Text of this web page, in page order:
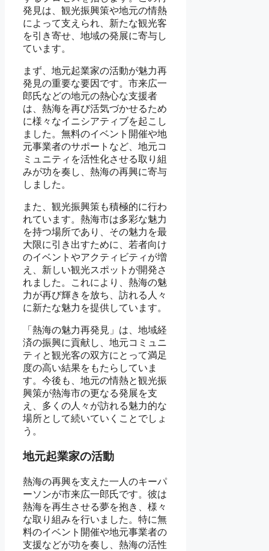
発見は、観光振興策や地元の情熱
によって支えられ、新たな観光客
を引き寄せ、地域の発展に寄与し
ています。
まず、地元起業家の活動が魅力再
発見の重要な要因です。市来広一
郎氏などの地元の熱心な支援者
は、熱海を再び活気づかせるため
に様々なイニシアティブを起こし
ました。無料のイベント開催や地
元事業者のサポートなど、地元コ
ミュニティを活性化させる取り組
みが功を奏し、熱海の再興に寄与
しました。
また、観光振興策も積極的に行わ
れています。熱海市は多彩な魅力
を持つ場所であり、その魅力を最
大限に引き出すために、若者向け
のイベントやアクティビティが増
え、新しい観光スポットが開発さ
れました。これにより、熱海の魅
力が再び輝きを放ち、訪れる人々
に新たな魅力を提供しています。
「熱海の魅力再発見」は、地域経
済の振興に貢献し、地元コミュニ
ティと観光客の双方にとって満足
度の高い結果をもたらしていま
す。今後も、地元の情熱と観光振
興策が熱海市の更なる発展を支
え、多くの人々が訪れる魅力的な
場所として続いていくことでしょ
う。
地元起業家の活動
熱海の再興を支えた一人のキーパ
ーソンが市来広一郎氏です。彼は
熱海を再生させる夢を抱き、様々
な取り組みを行いました。特に無
料のイベント開催や地元事業者の
支援などが功を奏し、熱海の活性